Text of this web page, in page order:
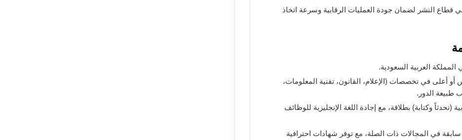
قطاع النشر لضمان جودة العمليات الرقابية وسرعة اتخاذ
العربية السعودية.
أو أعلى في تخصصات (الإعلام، القانون، تقنية المعلومات،
طبيعة الدور.
(تحدثاً وكتابة) بطلاقة، مع إجادة اللغة الإنجليزية للوظائف
في المجالات ذات الصلة، مع توفر شهادات احترافية